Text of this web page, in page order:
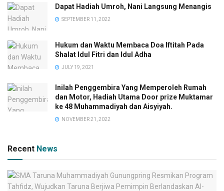
Dapat Hadiah Umroh, Nani Langsung Menangis
SEPTEMBER 11, 2022
Hukum dan Waktu Membaca Doa Iftitah Pada
Shalat Idul Fitri dan Idul Adha
JULY 19, 2021
Inilah Penggembira Yang Memperoleh Rumah
dan Motor, Hadiah Utama Door prize Muktamar
ke 48 Muhammadiyah dan Aisyiyah.
NOVEMBER 21, 2022
Recent News